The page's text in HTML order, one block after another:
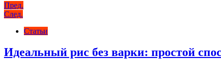
Навигация
по
записям
Пред.
След.
Статьи
Идеальный рис без варки: простой